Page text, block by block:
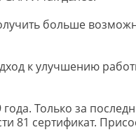
больше
к улучшению
Только за
81 сертификат.